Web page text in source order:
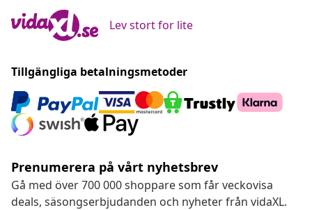
Lev stort for lite
Tillgängliga betalningsmetoder
Prenumerera på vårt nyhetsbrev
Gå med över 700 000 shoppare som får veckovisa
deals, säsongserbjudanden och nyheter från vidaXL.